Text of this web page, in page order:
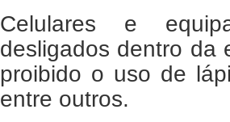
Celulares e
desligados dentro da
proibido o uso de
entre outros.